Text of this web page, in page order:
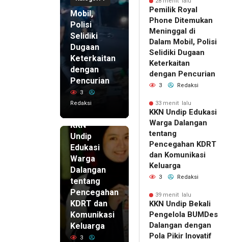
di Dalam
Mobil,
Polisi
Selidiki
Dugaan
Keterkaitan
dengan
Pencurian
3
Redaksi
KKN
Undip
Edukasi
Warga
Dalangan
tentang
Pencegahan
KDRT dan
Komunikasi
Keluarga
3
Pemilik Royal
Phone Ditemukan
Meninggal di
Dalam Mobil, Polisi
Selidiki Dugaan
Keterkaitan
dengan Pencurian
3 Redaksi
33 menit lalu
KKN Undip Edukasi
Warga Dalangan
tentang
Pencegahan KDRT
dan Komunikasi
Keluarga
3 Redaksi
39 menit lalu
KKN Undip Bekali
Pengelola BUMDes
Dalangan dengan
Pola Pikir Inovatif